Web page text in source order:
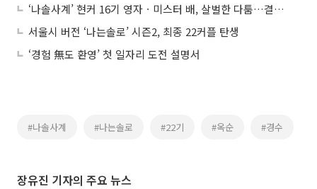
‘나솔사계’ 현커 16기 영자ㆍ미스터 배, 살벌한 다툼…결국 제작진까지 투입
서울시 버전 ‘나는솔로’ 시즌2, 최종 22커플 탄생
‘경험 無도 환영’ 첫 일자리 도전 설명서
#나솔사계 #나는솔로 #22기 #옥순 #경수
장유진 기자의 주요 뉴스